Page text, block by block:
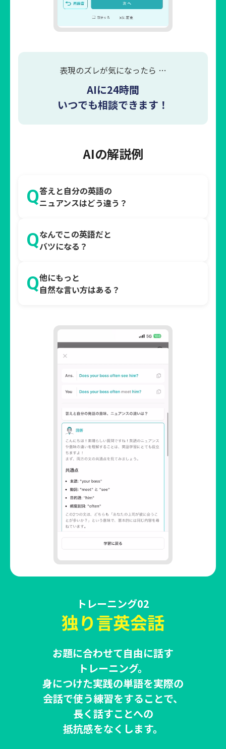
表現のズレが気になったら …
AIに24時間
いつでも相談できます！
AIの解説例
Q答えと自分の英語の
ニュアンスはどう違う？
Qなんでこの英語だと
バツになる？
Q他にもっと
自然な言い方はある？
トレーニング02
独り言英会話
お題に合わせて自由に話す
トレーニング。
身につけた実践の単語を実際の
会話で使う練習をすることで、
長く話すことへの
抵抗感をなくします。